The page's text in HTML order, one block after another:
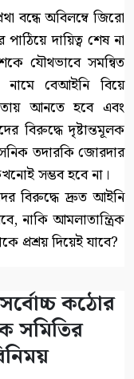
বন্ধে অবিলম্বে জিরো
দায়িত্ব শেষ না
যৌথভাবে সমন্বিত
বেআইনি বিয়ে
আনতে হবে এবং
বিরুদ্ধে দৃষ্টান্তমূলক
তদারকি জোরদার
সম্ভব হবে না।
বিরুদ্ধে দ্রুত আইনি
নাকি আমলাতান্ত্রিক
প্রশ্রয় দিয়েই যাবে?
কঠোর
সমিতির